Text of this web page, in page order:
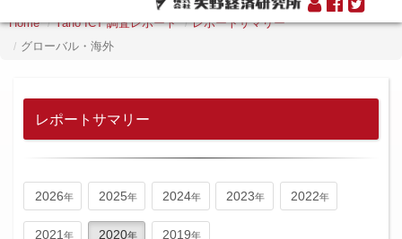
Home Yano ICT 調査レポート
レポートサマリー
グローバル・海外
レポートサマリー
2026 2025 2024 2023 2022
2021 2020 2019